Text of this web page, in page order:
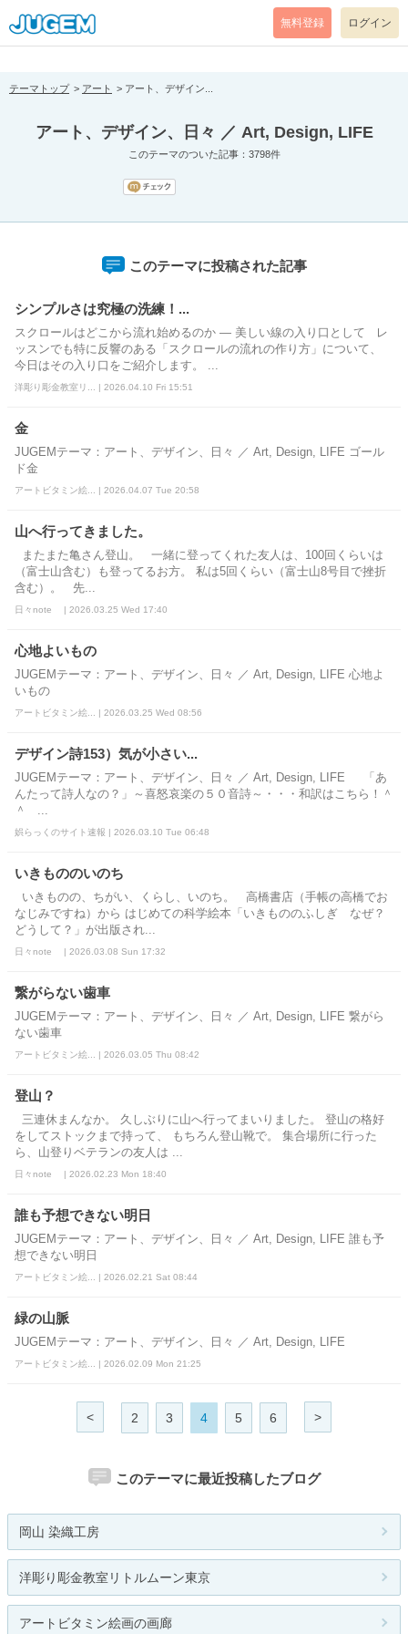
[pear_error: message="Success" code=0 mode=return level=notice
prefix="" info=""]
無料登録 ログイン
テーマトップ アート アート、デザイン...
アート、デザイン、日々 ／ Art, Design, LIFE
このテーマのついた記事：3798件
このテーマに投稿された記事
シンプルさは究極の洗練！...
スクロールはどこから流れ始めるのか ― 美しい線の入り口として レ
ッスンでも特に反響のある「スクロールの流れの作り方」について、
今日はその入り口をご紹介します。 ...
洋彫り彫金教室リ... | 2026.04.10 Fri 15:51
金
JUGEMテーマ：アート、デザイン、日々 ／ Art, Design, LIFE ゴール
ド金
アートビタミン絵... | 2026.04.07 Tue 20:58
山へ行ってきました。
またまた亀さん登山。 一緒に登ってくれた友人は、100回くらいは
（富士山含む）も登ってるお方。 私は5回くらい（富士山8号目で挫折
含む）。 先...
日々note | 2026.03.25 Wed 17:40
心地よいもの
JUGEMテーマ：アート、デザイン、日々 ／ Art, Design, LIFE 心地よ
いもの
アートビタミン絵... | 2026.03.25 Wed 08:56
デザイン詩153）気が小さい...
JUGEMテーマ：アート、デザイン、日々 ／ Art, Design, LIFE 「あ
んたって詩人なの？」～喜怒哀楽の５０音詩～・・・和訳はこちら！＾
＾ ...
娯らっくのサイト速報 | 2026.03.10 Tue 06:48
いきもののいのち
いきものの、ちがい、くらし、いのち。 高橋書店（手帳の高橋でお
なじみですね）から はじめての科学絵本「いきもののふしぎ なぜ？
どうして？」が出版され...
日々note | 2026.03.08 Sun 17:32
繋がらない歯車
JUGEMテーマ：アート、デザイン、日々 ／ Art, Design, LIFE 繋がら
ない歯車
アートビタミン絵... | 2026.03.05 Thu 08:42
登山？
三連休まんなか。 久しぶりに山へ行ってまいりました。 登山の格好
をしてストックまで持って、 もちろん登山靴で。 集合場所に行った
ら、山登りベテランの友人は ...
日々note | 2026.02.23 Mon 18:40
誰も予想できない明日
JUGEMテーマ：アート、デザイン、日々 ／ Art, Design, LIFE 誰も予
想できない明日
アートビタミン絵... | 2026.02.21 Sat 08:44
緑の山脈
JUGEMテーマ：アート、デザイン、日々 ／ Art, Design, LIFE
アートビタミン絵... | 2026.02.09 Mon 21:25
< 2 3 4 5 6 >
このテーマに最近投稿したブログ
岡山 染織工房
洋彫り彫金教室リトルムーン東京
アートビタミン絵画の画廊